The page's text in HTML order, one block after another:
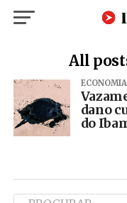
All
ECONOMIA
dano
do